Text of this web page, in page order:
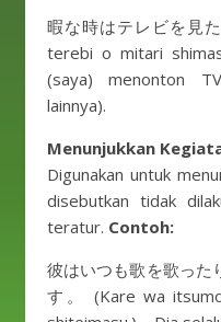
暇な時はテレビを見
terebi o mitari
(saya) menonton
lainnya).
Menunjukkan
Digunakan untuk
disebutkan tidak
teratur. Contoh:
彼はいつも歌を歌った
す。 (Kare wa